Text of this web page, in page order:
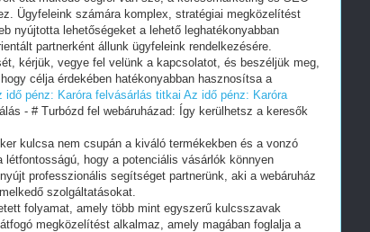
Ügyfeleink számára komplex, stratégiai megközelítést
nyújtotta lehetőségeket a lehető leghatékonyabban
partnerként állunk ügyfeleink rendelkezésére.
kérjük, vegye fel velünk a kapcsolatot, és beszéljük meg,
célja érdekében hatékonyabban hasznosítsa a
idő pénz: Karóra felvásárlás titkai Az idő pénz: Karóra
- # Turbózd fel webáruházad: Így kerülhetsz a keresők
kulcsa nem csupán a kiváló termékekben és a vonzó
létfontosságú, hogy a potenciális vásárlók könnyen
professzionális segítséget partnerünk, aki a webáruház
szolgáltatásokat.
folyamat, amely több mint egyszerű kulcsszavak
megközelítést alkalmaz, amely magában foglalja a